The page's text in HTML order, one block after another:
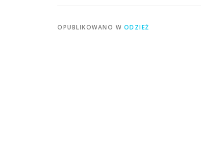
OPUBLIKOWANO W ODZIEŻ